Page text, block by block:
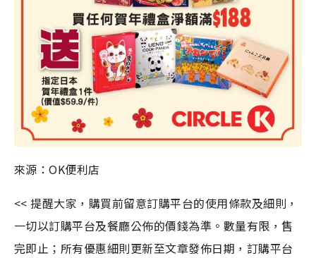
來源：OK便利店
<< 提醒大家，購買前留意訂購平台的使用條款及細則，
一切以訂購平台及餐廳公佈的價錢為準。數量有限，售
完即止；所有優惠細則更新至文章發佈日期，訂購平台